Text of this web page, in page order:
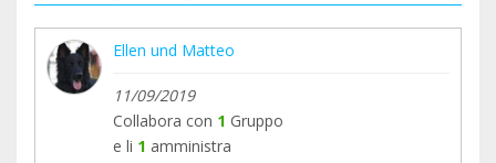
Ellen und Matteo
11/09/2019
Collabora con 1 Gruppo
e li 1 amministra